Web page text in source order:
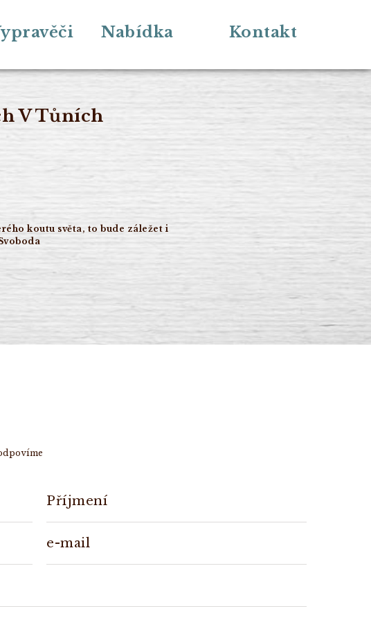
Nabídka Kontakt
V Tůních
koutu světa, to bude záležet i
Příjmení
e-mail